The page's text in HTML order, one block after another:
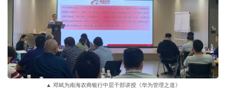
▲ 邓斌为南海农商银行中层干部讲授《华为管理之道》